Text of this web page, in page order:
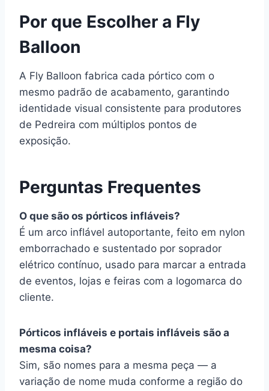
Por que Escolher a Fly
Balloon
A Fly Balloon fabrica cada pórtico com o
mesmo padrão de acabamento, garantindo
identidade visual consistente para produtores
de Pedreira com múltiplos pontos de
exposição.
Perguntas Frequentes
O que são os pórticos infláveis?
É um arco inflável autoportante, feito em nylon
emborrachado e sustentado por soprador
elétrico contínuo, usado para marcar a entrada
de eventos, lojas e feiras com a logomarca do
cliente.
Pórticos infláveis e portais infláveis são a
mesma coisa?
Sim, são nomes para a mesma peça — a
variação de nome muda conforme a região do